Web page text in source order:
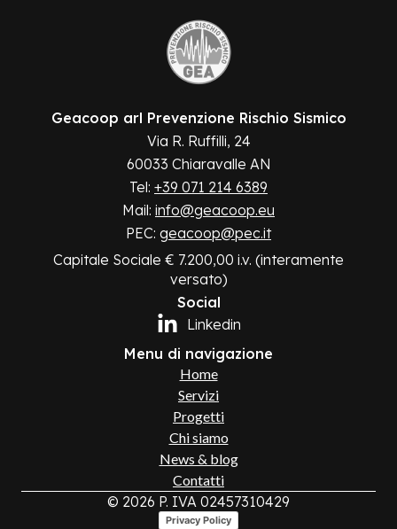
Geacoop arl Prevenzione Rischio Sismico
Via R. Ruffilli, 24
60033 Chiaravalle AN
Tel: +39 071 214 6389
Mail: info@geacoop.eu
PEC: geacoop@pec.it
Capitale Sociale € 7.200,00 i.v. (interamente
versato)
Social
Linkedin
Menu di navigazione
Home
Servizi
Progetti
Chi siamo
News & blog
Contatti
© 2026 P. IVA 02457310429
Privacy Policy